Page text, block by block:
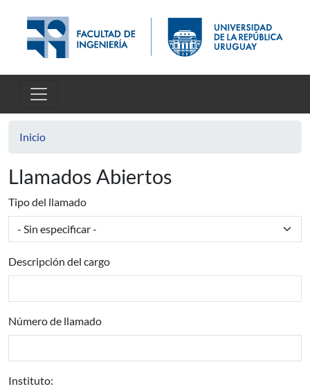
Inicio
Llamados Abiertos
Tipo del llamado
Descripción del cargo
Número de llamado
Instituto: